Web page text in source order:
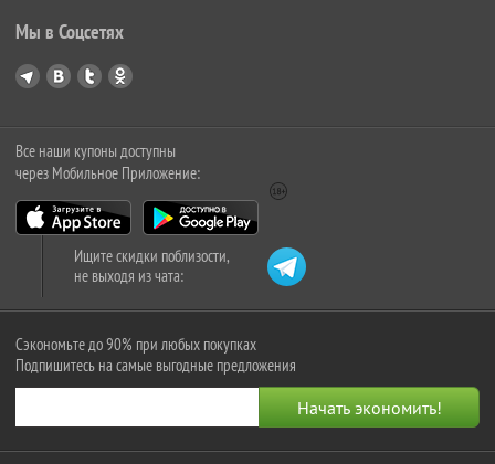
Мы в Соцсетях
Все наши купоны доступны
через Мобильное Приложение:
Ищите скидки поблизости,
не выходя из чата:
Сэкономьте до 90% при любых покупках
Подпишитесь на самые выгодные предложения